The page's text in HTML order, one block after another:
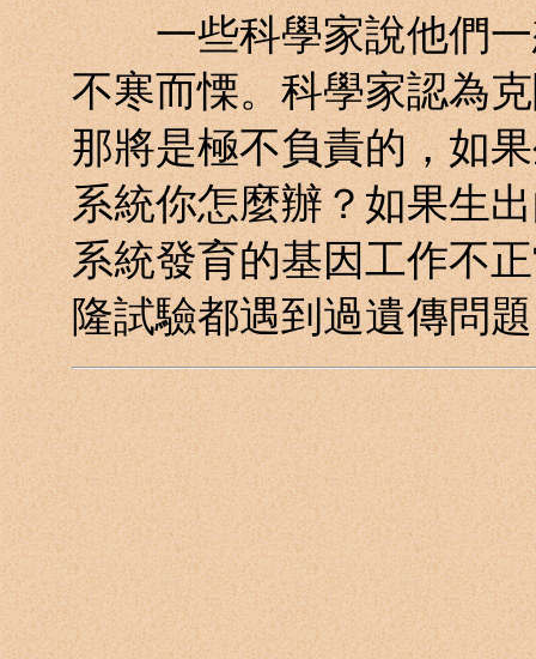
一些科學家說他們一
不寒而慄。科學家認為
那將是極不負責的，如
系統你怎麼辦？如果生
系統發育的基因工作不
隆試驗都遇到過遺傳問